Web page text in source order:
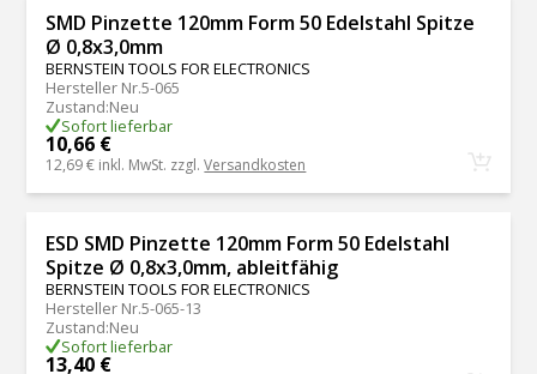
SMD Pinzette 120mm Form 50 Edelstahl Spitze
Ø 0,8x3,0mm
BERNSTEIN TOOLS FOR ELECTRONICS
Hersteller Nr.5-065
Zustand:Neu
Sofort lieferbar
10,66 €
12,69 € inkl. MwSt. zzgl.Versandkosten
ESD SMD Pinzette 120mm Form 50 Edelstahl
Spitze Ø 0,8x3,0mm, ableitfähig
BERNSTEIN TOOLS FOR ELECTRONICS
Hersteller Nr.5-065-13
Zustand:Neu
Sofort lieferbar
13,40 €